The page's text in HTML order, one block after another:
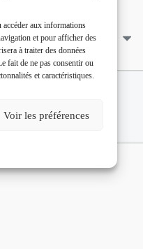
aux informations
et pour afficher des
à traiter des données
fait de ne pas consentir ou
et caractéristiques.
Voir les préférences
Plus ancien